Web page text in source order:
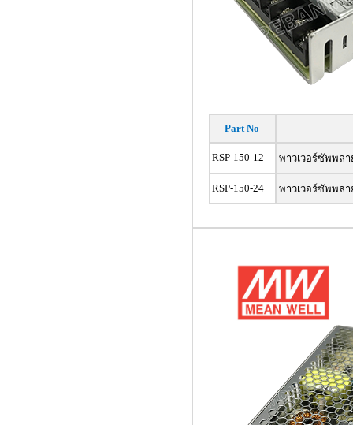
Part No
RSP-150-12 พาวเวอร์ซัพพลา
RSP-150-24 พาวเวอร์ซัพพลา